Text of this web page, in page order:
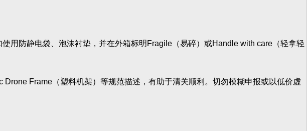
防静电袋、泡沫衬垫，并在外箱标明Fragile（易碎）或Handle with care（轻拿轻
Frame（塑料机架）等规范描述，有助于清关顺利。切勿模糊申报或以低价虚